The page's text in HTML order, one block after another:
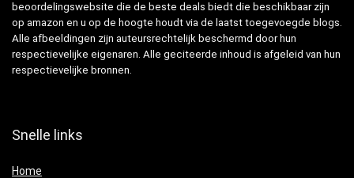
beoordelingswebsite die de beste deals biedt die beschikbaar zijn
op amazon en u op de hoogte houdt via de laatst toegevoegde blogs.
Alle afbeeldingen zijn auteursrechtelijk beschermd door hun
respectievelijke eigenaren. Alle geciteerde inhoud is afgeleid van hun
respectievelijke bronnen.
Snelle links
Home